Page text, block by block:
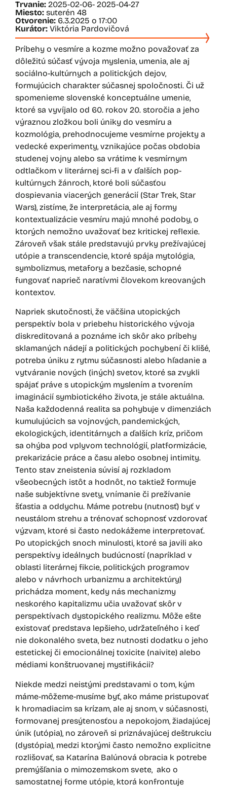
Trvanie: 2025-02-06- 2025-04-27
Miesto: suterén 48
Otvorenie: 6.3.2025 o 17:00
Kurátor: Viktória Pardovičová
Príbehy o vesmíre a kozme možno považovať za
dôležitú súčasť vývoja myslenia, umenia, ale aj
sociálno-kultúrnych a politických dejov,
formujúcich charakter súčasnej spoločnosti. Či už
spomenieme slovenské konceptuálne umenie,
ktoré sa vyvíjalo od 60. rokov 20. storočia a jeho
výraznou zložkou boli úniky do vesmíru a
kozmológia, prehodnocujeme vesmírne projekty a
vedecké experimenty, vznikajúce počas obdobia
studenej vojny alebo sa vrátime k vesmírnym
odtlačkom v literárnej sci-fi a v ďalších pop-
kultúrnych žánroch, ktoré boli súčasťou
dospievania viacerých generácií (Star Trek, Star
Wars), zistíme, že interpretácia, ale aj formy
kontextualizácie vesmíru majú mnohé podoby, o
ktorých nemožno uvažovať bez kritickej reflexie.
Zároveň však stále predstavujú prvky prežívajúcej
utópie a transcendencie, ktoré spája mytológia,
symbolizmus, metafory a bezčasie, schopné
fungovať naprieč naratívmi človekom kreovaných
kontextov.
Napriek skutočnosti, že väčšina utopických
perspektív bola v priebehu historického vývoja
diskreditovaná a poznáme ich skôr ako príbehy
sklamaných nádejí a politických pochybení či klišé,
potreba úniku z rytmu súčasnosti alebo hľadanie a
vytváranie nových (iných) svetov, ktoré sa zvykli
spájať práve s utopickým myslením a tvorením
imaginácií symbiotického života, je stále aktuálna.
Naša každodenná realita sa pohybuje v dimenziách
kumulujúcich sa vojnových, pandemických,
ekologických, identitárnych a ďalších kríz, pričom
sa ohýba pod vplyvom technológií, platformizácie,
prekarizácie práce a času alebo osobnej intimity.
Tento stav zneistenia súvisí aj rozkladom
všeobecných istôt a hodnôt, no taktiež formuje
naše subjektívne svety, vnímanie či prežívanie
šťastia a oddychu. Máme potrebu (nutnosť) byť v
neustálom strehu a trénovať schopnosť vzdorovať
výzvam, ktoré si často nedokážeme interpretovať.
Po utopických snoch minulosti, ktoré sa javili ako
perspektívy ideálnych budúcností (napríklad v
oblasti literárnej fikcie, politických programov
alebo v návrhoch urbanizmu a architektúry)
prichádza moment, kedy nás mechanizmy
neskorého kapitalizmu učia uvažovať skôr v
perspektívach dystopického realizmu. Môže ešte
existovať predstava lepšieho, udržateľného i keď
nie dokonalého sveta, bez nutnosti dodatku o jeho
estetickej či emocionálnej toxicite (naivite) alebo
médiami konštruovanej mystifikácii?
Niekde medzi neistými predstavami o tom, kým
máme-môžeme-musíme byť, ako máme pristupovať
k hromadiacim sa krízam, ale aj snom, v súčasnosti,
formovanej presýtenosťou a nepokojom, žiadajúcej
únik (utópia), no zároveň si priznávajúcej deštrukciu
(dystópia), medzi ktorými často nemožno explicitne
rozlišovať, sa Katarína Balúnová obracia k potrebe
premýšľania o mimozemskom svete, ako o
samostatnej forme utópie, ktorá konfrontuje